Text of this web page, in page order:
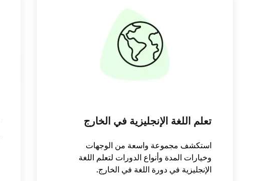
تعلم اللغة الإنجليزية في الخارج
استكشف مجموعة واسعة من الوجهات
وخيارات المدة وأنواع الدورات لتعلم اللغة
الإنجليزية في دورة اللغة في الخارج.